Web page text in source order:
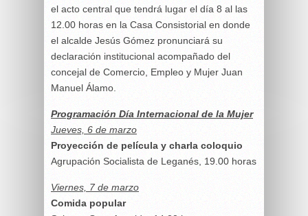
el acto central que tendrá lugar el día 8 al las
12.00 horas en la Casa Consistorial en donde
el alcalde Jesús Gómez pronunciará su
declaración institucional acompañado del
concejal de Comercio, Empleo y Mujer Juan
Manuel Álamo.
Programación Día Internacional de la Mujer
Jueves, 6 de marzo
Proyección de película y charla coloquio
Agrupación Socialista de Leganés, 19.00 horas
Viernes, 7 de marzo
Comida popular